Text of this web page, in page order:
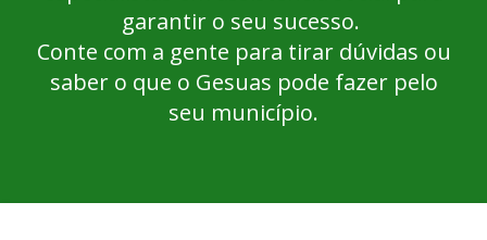
garantir o seu sucesso.
Conte com a gente para tirar dúvidas ou
saber o que o Gesuas pode fazer pelo
seu município.